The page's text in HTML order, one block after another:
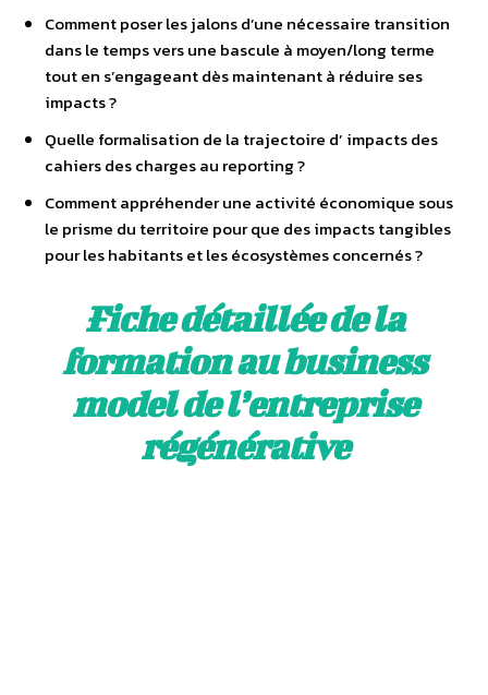
Comment poser les jalons d’une nécessaire transition
dans le temps vers une bascule à moyen/long terme
tout en s’engageant dès maintenant à réduire ses
impacts ?
Quelle formalisation de la trajectoire d’ impacts des
cahiers des charges au reporting ?
Comment appréhender une activité économique sous
le prisme du territoire pour que des impacts tangibles
pour les habitants et les écosystèmes concernés ?
Fiche détaillée de la
formation au business
model de l’entreprise
régénérative